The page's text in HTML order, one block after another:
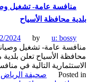
عامة- تشغيل
محافظة الأسياح
20/12/2024 by
u:
عامة- تشغيل وصيانة
الأسياح تعلن بلدية
التالية في
صحيفة الرياض ,